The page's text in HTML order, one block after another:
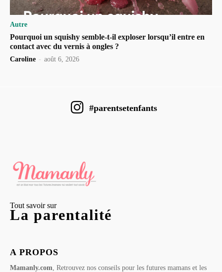
Autre
Pourquoi un squishy semble-t-il exploser lorsqu’il entre en
contact avec du vernis à ongles ?
Caroline - août 6, 2026
#parentsetenfants
Tout savoir sur
La parentalité
A PROPOS
Mamanly.com , Retrouvez nos conseils pour les futures mamans et les